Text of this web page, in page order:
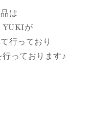
は
YUKIが
行っており
っております♪